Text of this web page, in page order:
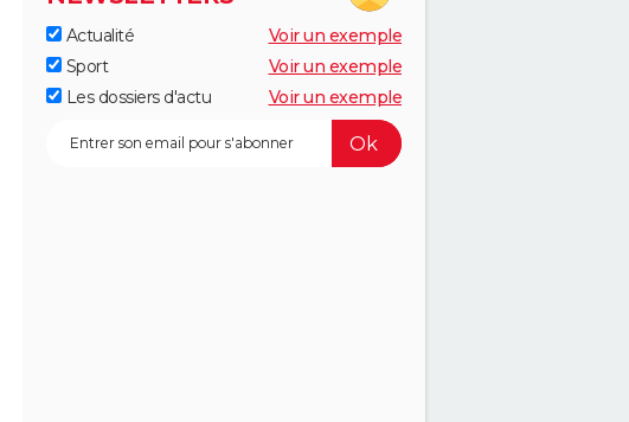
Actualité
Voir un exemple
Sport
Voir un exemple
Les dossiers d'actu
Voir un exemple